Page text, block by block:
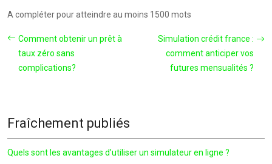
A compléter pour atteindre au moins 1500 mots
Comment obtenir un prêt à
taux zéro sans
complications?
Simulation crédit france :
comment anticiper vos
futures mensualités ?
Fraîchement publiés
Quels sont les avantages d’utiliser un simulateur en ligne ?